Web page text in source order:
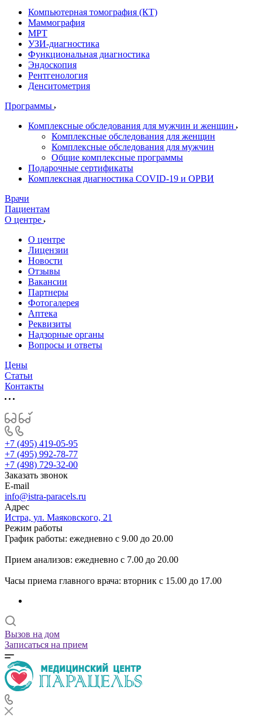
Компьютерная томография (КТ)
Маммография
МРТ
УЗИ-диагностика
Функциональная диагностика
Эндоскопия
Рентгенология
Денситометрия
Программы
Комплексные обследования для мужчин и женщин
Комплексные обследования для женщин
Комплексные обследования для мужчин
Общие комплексные программы
Подарочные сертификаты
Комплексная диагностика COVID-19 и ОРВИ
Врачи
Пациентам
О центре
О центре
Лицензии
Новости
Отзывы
Вакансии
Партнеры
Фотогалерея
Аптека
Реквизиты
Надзорные органы
Вопросы и ответы
Цены
Статьи
Контакты
+7 (495) 419-05-95
+7 (495) 992-78-77
+7 (498) 729-32-00
Заказать звонок
E-mail
info@istra-paracels.ru
Адрес
Истра, ул. Маяковского, 21
Режим работы
График работы: ежедневно с 9.00 до 20.00
Прием анализов: ежедневно с 7.00 до 20.00
Часы приема главного врача: вторник с 15.00 до 17.00
Вызов на дом
Записаться на прием